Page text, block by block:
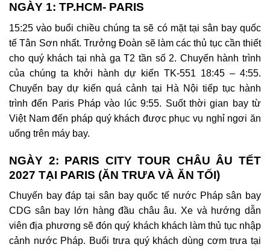
NGÀY 1: TP.HCM- PARIS
15:25 vào buổi chiều chúng ta sẽ có mặt tại sân bay quốc
tế Tân Sơn nhất. Trưởng Đoàn sẽ làm các thủ tục cần thiết
cho quý khách tại nhà ga T2 tần số 2. Chuyến hành trình
của chúng ta khởi hành dự kiến TK-551 18:45 – 4:55.
Chuyến bay dự kiến quá cảnh tại Hà Nội tiếp tục hành
trình đến Paris Pháp vào lúc 9:55. Suốt thời gian bay từ
Việt Nam đến pháp quý khách được phục vụ nghỉ ngơi ăn
uống trên máy bay.
NGÀY 2: PARIS CITY TOUR CHÂU ÂU TẾT
2027 TẠI PARIS (ĂN TRƯA VÀ ĂN TỐI)
Chuyến bay đáp tại sân bay quốc tế nước Pháp sân bay
CDG sân bay lớn hàng đầu châu âu. Xe và hướng dẫn
viên địa phương sẽ đón quý khách khách làm thủ tục nhập
cảnh nước Pháp. Buổi trưa quý khách dùng cơm trưa tại